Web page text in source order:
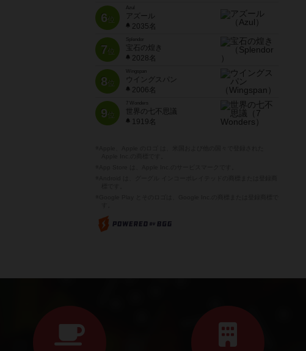
6位
Azul
アズール
2035名
7位
宝石の煌き
2028名
8位
Wingspan
ウイングスパン
2006名
9位
7 Wonders
世界の七不思議
1919名